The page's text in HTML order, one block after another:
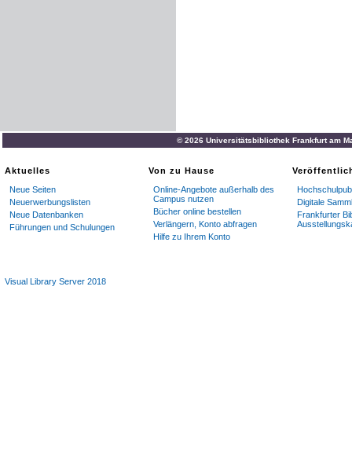
© 2026 Universitätsbibliothek Frankfurt am
Aktuelles
Neue Seiten
Neuerwerbungslisten
Neue Datenbanken
Führungen und Schulungen
Von zu Hause
Online-Angebote außerhalb des
Campus nutzen
Bücher online bestellen
Verlängern, Konto abfragen
Hilfe zu Ihrem Konto
Digitale
Frankfurter
Visual Library Server 2018